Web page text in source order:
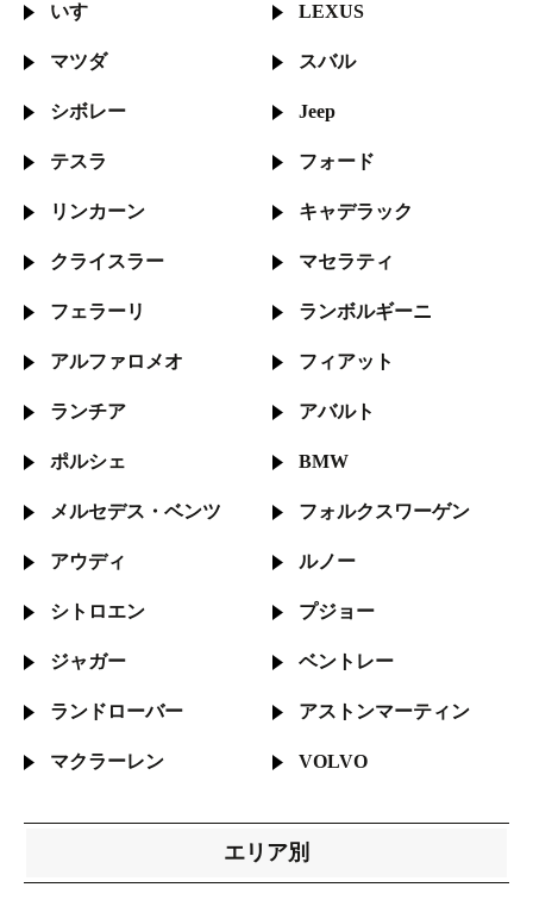
いすゞ LEXUS
マツダ スバル
シボレー Jeep
テスラ フォード
リンカーン キャデラック
クライスラー マセラティ
フェラーリ ランボルギーニ
アルファロメオ フィアット
ランチア アバルト
ポルシェ BMW
メルセデス・ ベンツ フォルクスワーゲン
アウディ ルノー
シトロエン プジョー
ジャガー ベントレー
ランドローバー アストンマーティン
マクラーレン VOLVO
エリア別